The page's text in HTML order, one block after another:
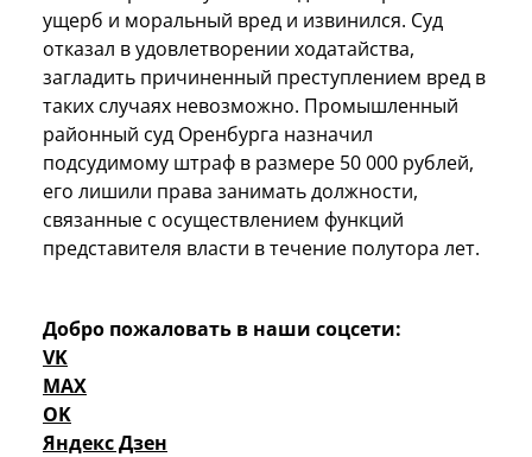
ущерб и моральный вред и извинился. Суд
отказал в удовлетворении ходатайства,
загладить причиненный преступлением вред в
таких случаях невозможно. Промышленный
районный суд Оренбурга назначил
подсудимому штраф в размере 50 000 рублей,
его лишили права занимать должности,
связанные с осуществлением функций
представителя власти в течение полутора лет.
Добро пожаловать в наши соцсети:
VK
MAX
OK
Яндекс Дзен